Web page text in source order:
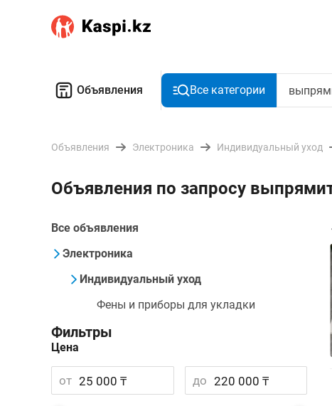
Объявления Все категории
Объявления Электроника Индивидуальный уход
Объявления по запросу
Все объявления
Электроника
Индивидуальный уход
Фены и приборы для укладки
Фильтры
Цена
от до